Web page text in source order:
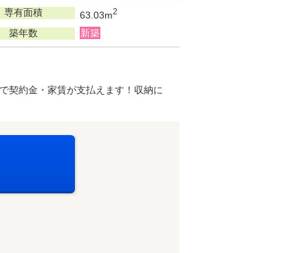
専有面積 63.03m2
築年数 新築
約金・家賃が支払えます！収納に